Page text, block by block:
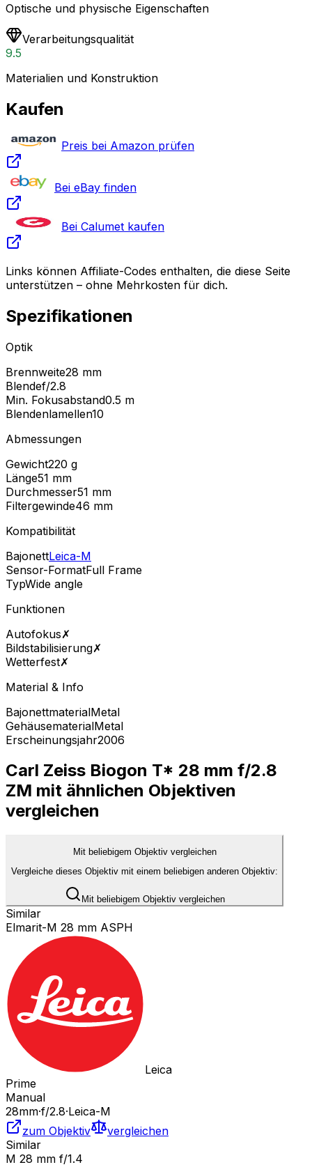
Optische und physische Eigenschaften
Verarbeitungsqualität
9.5
Materialien und Konstruktion
Kaufen
Preis bei Amazon prüfen
Bei eBay finden
Bei Calumet kaufen
Links können Affiliate-Codes enthalten, die diese Seite
unterstützen – ohne Mehrkosten für dich.
Spezifikationen
Optik
Brennweite28 mm
Blendef/2.8
Min. Fokusabstand0.5 m
Blendenlamellen10
Abmessungen
Gewicht220 g
Länge51 mm
Durchmesser51 mm
Filtergewinde46 mm
Kompatibilität
BajonettLeica-M
Sensor-FormatFull Frame
TypWide angle
Funktionen
Autofokus✗
Bildstabilisierung✗
Wetterfest✗
Material & Info
BajonettmaterialMetal
GehäusematerialMetal
Erscheinungsjahr2006
Carl Zeiss Biogon T* 28 mm f/2.8
ZM mit ähnlichen Objektiven
vergleichen
Mit beliebigem Objektiv vergleichen
Vergleiche dieses Objektiv mit einem beliebigen anderen Objektiv:
Mit beliebigem Objektiv vergleichen
Similar
Elmarit-M 28 mm ASPH
Leica
Prime
Manual
28mm·f/2.8·Leica-M
zum Objektiv
vergleichen
Similar
M 28 mm f/1.4